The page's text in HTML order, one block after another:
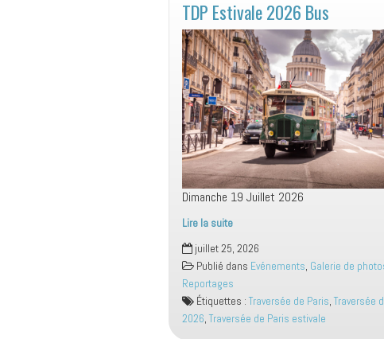
TDP Estivale 2026 Bus
Dimanche 19 Juillet 2026
Lire la suite
TDP
Estivale
2026
Bus
juillet 25, 2026
Publié dans Evénements, Galerie de
Reportages
Étiquettes : Traversée de Paris, Traversée
2026, Traversée de Paris estivale